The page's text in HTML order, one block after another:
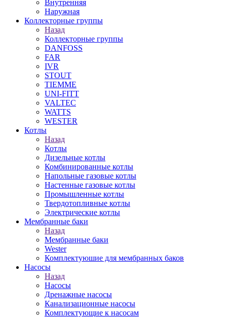
Внутренняя
Наружная
Коллекторные группы
Назад
Коллекторные группы
DANFOSS
FAR
IVR
STOUT
TIEMME
UNI-FITT
VALTEC
WATTS
WESTER
Котлы
Назад
Котлы
Дизельные котлы
Комбинированные котлы
Напольные газовые котлы
Настенные газовые котлы
Промышленные котлы
Твердотопливные котлы
Электрические котлы
Мембранные баки
Назад
Мембранные баки
Wester
Комплектуюшие для мембранных баков
Насосы
Назад
Насосы
Дренажные насосы
Канализационные насосы
Комплектующие к насосам